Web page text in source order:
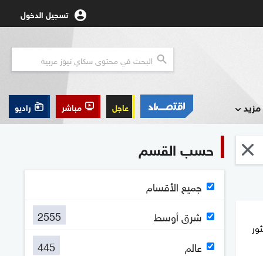
تسجيل الدخول
مزيد عاجل مباشر راديو
حسب القسم
جميع الأقسام
شرق أوسط
2555
عالم
445